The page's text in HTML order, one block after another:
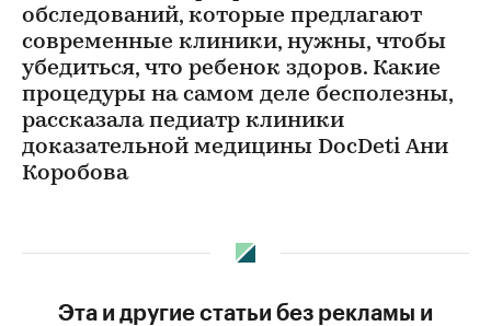
обследований, которые предлагают
современные клиники, нужны, чтобы
убедиться, что ребенок здоров. Какие
процедуры на самом деле бесполезны,
рассказала педиатр клиники
доказательной медицины DocDeti Ани
Коробова
Эта и другие статьи без рекламы и